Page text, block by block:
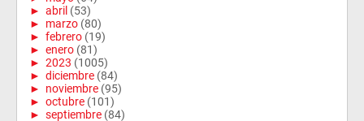
► abril (53)
► marzo (80)
► febrero (19)
► enero (81)
► 2023 (1005)
► diciembre (84)
► noviembre (95)
► octubre (101)
► septiembre (84)